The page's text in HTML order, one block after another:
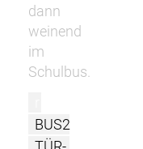
dann
weinend
im
Schulbus.
BUS2